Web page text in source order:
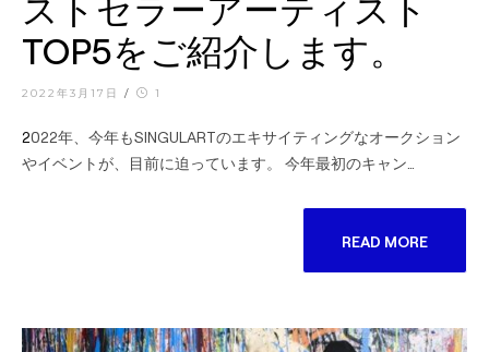
ストセラーアーティスト
TOP5をご紹介します。
2022年3月17日 / 1
2022年、今年もSINGULARTのエキサイティングなオークション
やイベントが、目前に迫っています。 今年最初のキャン…
READ MORE